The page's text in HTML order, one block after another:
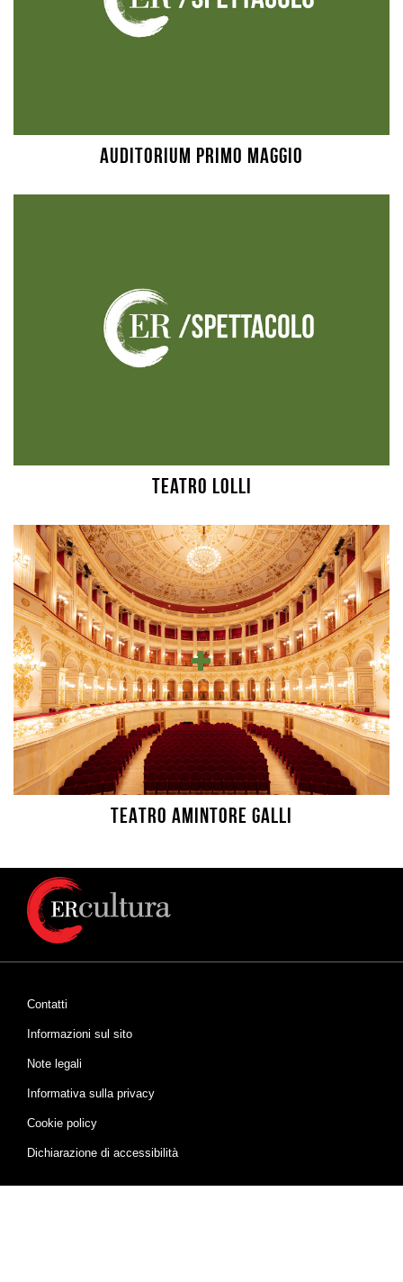
Auditorium Primo Maggio
Teatro Lolli
TEATRO AMINTORE GALLI
Contatti
Informazioni sul sito
Note legali
Informativa sulla privacy
Cookie policy
Dichiarazione di accessibilità